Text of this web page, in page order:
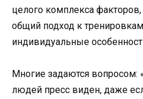
целого комплекса
общий подход к
индивидуальные
Многие задаются вопросом:
людей пресс виден, даже